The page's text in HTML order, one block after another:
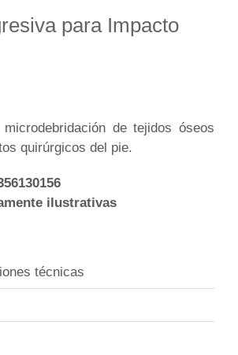
para Impacto
de tejidos óseos
quirúrgicos del pie.
ilustrativas
técnicas